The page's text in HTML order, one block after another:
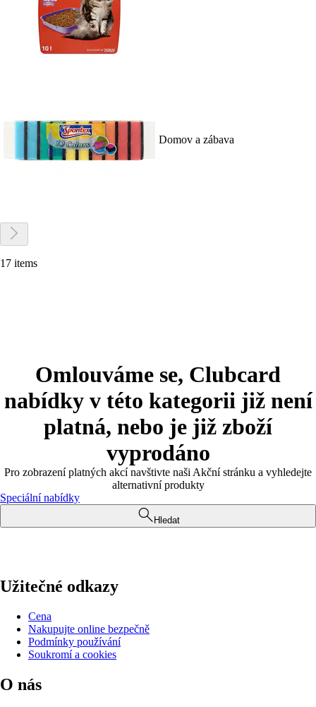
Domov a zábava
17 items
Omlouváme se, Clubcard
nabídky v této kategorii již není
platná, nebo je již zboží
vyprodáno
Pro zobrazení platných akcí navštivte naši Akční stránku a vyhledejte
alternativní produkty
Speciální nabídky
Hledat
Užitečné odkazy
Cena
Nakupujte online bezpečně
Podmínky používání
Soukromí a cookies
O nás